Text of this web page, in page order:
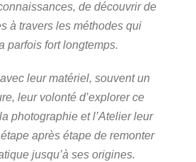
de découvrir de
à travers les méthodes qui
parfois fort longtemps.
leur matériel, souvent un
leur volonté d’explorer ce
photographie et l’Atelier leur
après étape de remonter
jusqu’à ses origines.